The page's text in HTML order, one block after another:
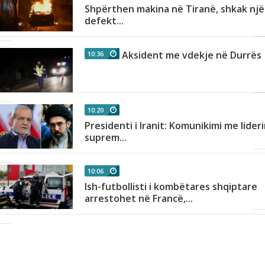
Shpërthen makina në Tiranë, shkak një
defekt...
10:36 Aksident me vdekje në Durrës
10:20
Presidenti i Iranit: Komunikimi me
suprem...
10:06
Ish-futbollisti i kombëtares shqiptare
arrestohet në Francë,...